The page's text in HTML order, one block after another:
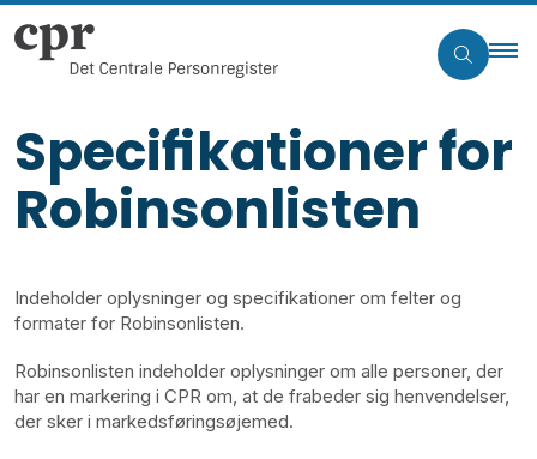
Specifikationer for
Robinsonlisten
Indeholder oplysninger og specifikationer om felter og
formater for Robinsonlisten.
Robinsonlisten indeholder oplysninger om alle personer, der
har en markering i CPR om, at de frabeder sig henvendelser,
der sker i markedsføringsøjemed.